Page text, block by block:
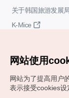
关于韩国旅游发展
K-Mice
网站使用
网站为了提高用户
表示接受cookies设